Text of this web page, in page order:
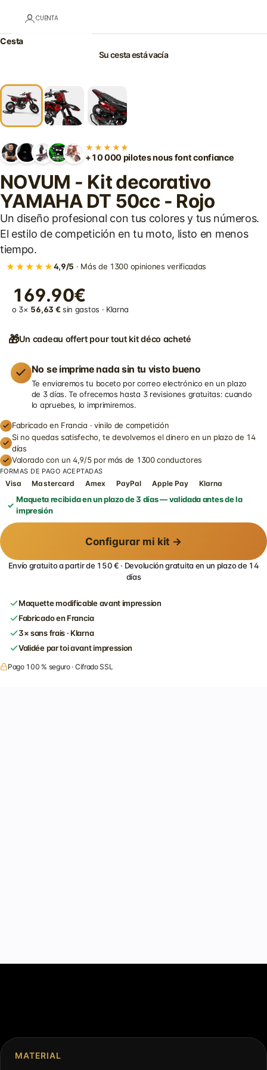
CUENTA
Cesta
Su cesta está vacía
★★★★★
+10 000 pilotes nous font confiance
NOVUM - Kit decorativo
YAMAHA DT 50cc - Rojo
Un diseño profesional con tus colores y tus números.
El estilo de competición en tu moto, listo en menos
tiempo.
★★★★★4,9/5 · Más de 1300 opiniones verificadas
169.90€
o 3× 56,63 € sin gastos · Klarna
🎁Un cadeau offert pour tout kit déco acheté
No se imprime nada sin tu visto bueno
Te enviaremos tu boceto por correo electrónico en un plazo
de 3 días. Te ofrecemos hasta 3 revisiones gratuitas: cuando
lo apruebes, lo imprimiremos.
Fabricado en Francia · vinilo de competición
Si no quedas satisfecho, te devolvemos el dinero en un plazo de 14
días
Valorado con un 4,9/5 por más de 1300 conductores
FORMAS DE PAGO ACEPTADAS
Visa Mastercard Amex PayPal Apple Pay Klarna
Maqueta recibida en un plazo de 3 días — validada antes de la
impresión
Configurar mi kit →
Envío gratuito a partir de 150 € · Devolución gratuita en un plazo de 14
días
Maquette modificable avant impression
Fabricado en Francia
3× sans frais · Klarna
Validée par toi avant impression
Pago 100 % seguro · Cifrado SSL
MATERIAL